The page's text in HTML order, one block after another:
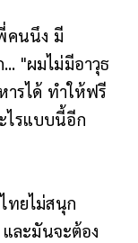
คนนึง มี
"ผมไม่มีอาวุธ
ารได้ ทำให้ฟรี
ไรแบบนี้อีก
ทยไม่สนุก
ละมันจะต้อง